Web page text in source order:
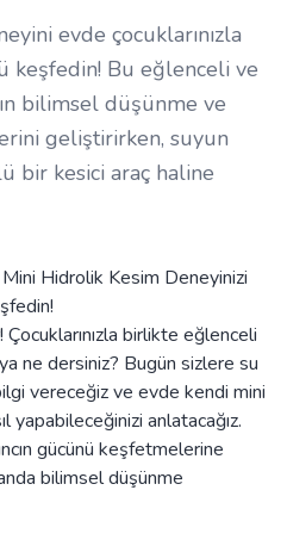
evde çocuklarınızla
keşfedin! Bu eğlenceli ve
bilimsel düşünme ve
geliştirirken, suyun
bir kesici araç haline
Hidrolik Kesim Deneyinizi
birlikte eğlenceli
ne dersiniz? Bugün sizlere su
vereceğiz ve evde kendi mini
yapabileceğinizi anlatacağız.
gücünü keşfetmelerine
bilimsel düşünme